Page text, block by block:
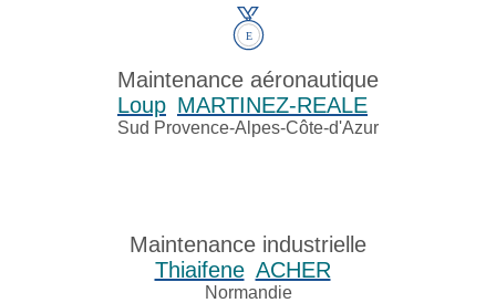
Maintenance aéronautique
Loup MARTINEZ-REALE
Sud Provence-Alpes-Côte-d'Azur
Maintenance industrielle
Thiaifene ACHER
Normandie